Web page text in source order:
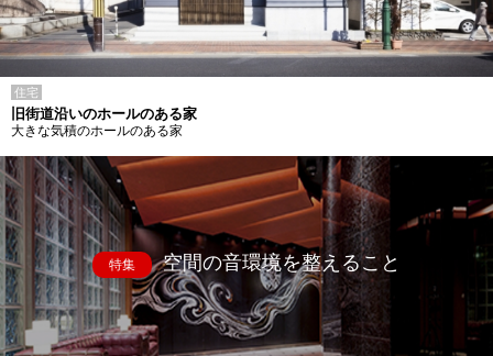
住宅
旧街道沿いのホールのある家
大きな気積のホールのある家
特集 空間の音環境を整えること